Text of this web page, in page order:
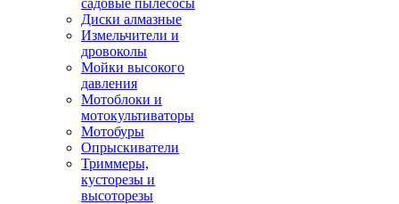
садовые пылесосы
Диски алмазные
Измельчители и
дровоколы
Мойки высокого
давления
Мотоблоки и
мотокультиваторы
Мотобуры
Опрыскиватели
Триммеры,
кусторезы и
высоторезы